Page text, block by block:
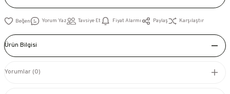
Yorum Yaz Tavsiye Et Fiyat Alarmı Paylaş Karşılaştır
Ürün Bilgisi
Yorumlar (0)